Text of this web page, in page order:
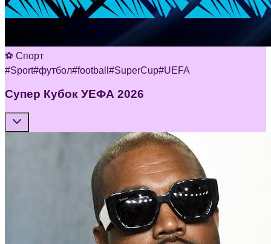
⚽ Спорт
#Sport#футбол#football #SuperCup#UEFA
Супер Кубок УЕФА 2026